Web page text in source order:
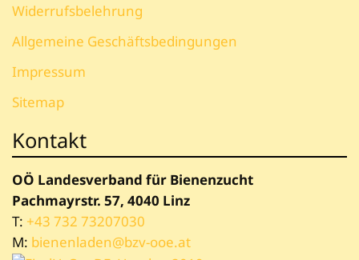
Widerrufsbelehrung
Allgemeine Geschäftsbedingungen
Impressum
Sitemap
Kontakt
OÖ Landesverband für Bienenzucht
Pachmayrstr. 57, 4040 Linz
T: +43 732 73207030
M: bienenladen@bzv-ooe.at